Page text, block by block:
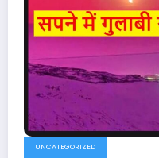
UNCATEGORIZED